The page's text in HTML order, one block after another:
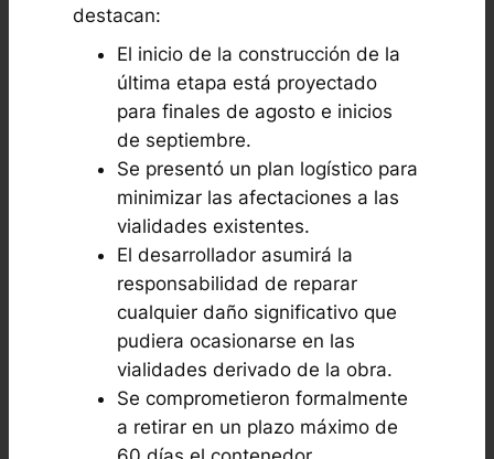
destacan:
El inicio de la construcción de la
última etapa está proyectado
para finales de agosto e inicios
de septiembre.
Se presentó un plan logístico para
minimizar las afectaciones a las
vialidades existentes.
El desarrollador asumirá la
responsabilidad de reparar
cualquier daño significativo que
pudiera ocasionarse en las
vialidades derivado de la obra.
Se comprometieron formalmente
a retirar en un plazo máximo de